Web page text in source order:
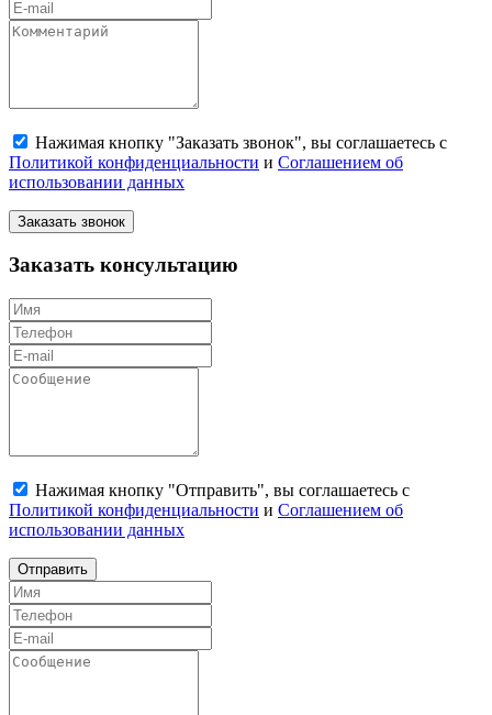
Нажимая кнопку "Заказать звонок", вы соглашаетесь с
Политикой конфиденциальности и Соглашением об
использовании данных
Заказать звонок
Заказать консультацию
Нажимая кнопку "Отправить", вы соглашаетесь с
Политикой конфиденциальности и Соглашением об
использовании данных
Отправить